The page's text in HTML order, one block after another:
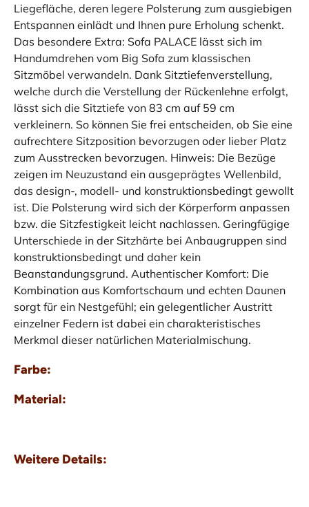
Liegefläche, deren legere Polsterung zum ausgiebigen
Entspannen einlädt und Ihnen pure Erholung schenkt.
Das besondere Extra: Sofa PALACE lässt sich im
Handumdrehen vom Big Sofa zum klassischen
Sitzmöbel verwandeln. Dank Sitztiefenverstellung,
welche durch die Verstellung der Rückenlehne erfolgt,
lässt sich die Sitztiefe von 83 cm auf 59 cm
verkleinern. So können Sie frei entscheiden, ob Sie eine
aufrechtere Sitzposition bevorzugen oder lieber Platz
zum Ausstrecken bevorzugen. Hinweis: Die Bezüge
zeigen im Neuzustand ein ausgeprägtes Wellenbild,
das design-, modell- und konstruktionsbedingt gewollt
ist. Die Polsterung wird sich der Körperform anpassen
bzw. die Sitzfestigkeit leicht nachlassen. Geringfügige
Unterschiede in der Sitzhärte bei Anbaugruppen sind
konstruktionsbedingt und daher kein
Beanstandungsgrund. Authentischer Komfort: Die
Kombination aus Komfortschaum und echten Daunen
sorgt für ein Nestgefühl; ein gelegentlicher Austritt
einzelner Federn ist dabei ein charakteristisches
Merkmal dieser natürlichen Materialmischung.
Farbe:
Material:
Weitere Details: